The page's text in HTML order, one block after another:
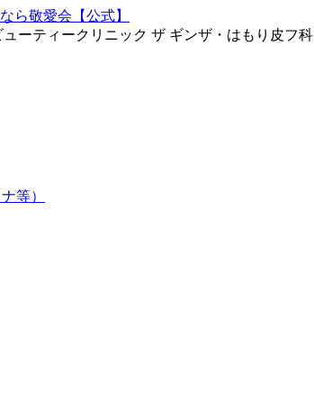
ーティークリニック ザ ギンザ・はもり皮フ科
等）